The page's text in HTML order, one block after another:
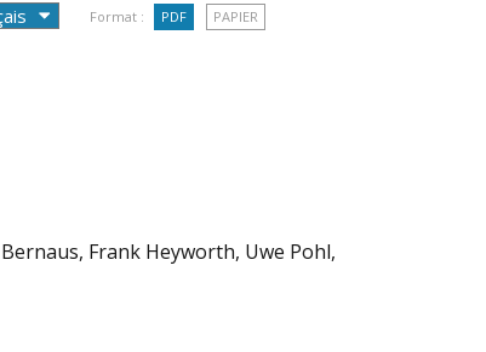
Format : PDF PAPIER
Frank Heyworth, Uwe Pohl,